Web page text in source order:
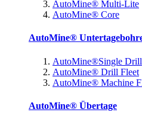
AutoMine® Multi-Lite
AutoMine® Core
AutoMine®
AutoMine®Single Drill
AutoMine® Drill Fleet
AutoMine® Machine
AutoMine® Übertage